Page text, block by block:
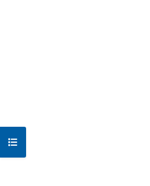
Ouvrir l’index du cours